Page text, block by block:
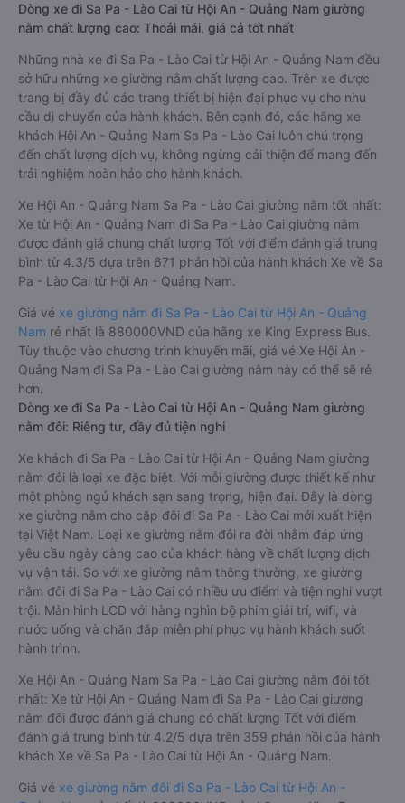
Dòng xe đi Sa Pa - Lào Cai từ Hội An - Quảng Nam giường
nằm chất lượng cao: Thoải mái, giá cả tốt nhất
Những nhà xe đi Sa Pa - Lào Cai từ Hội An - Quảng Nam đều
sở hữu những xe giường nằm chất lượng cao. Trên xe được
trang bị đầy đủ các trang thiết bị hiện đại phục vụ cho nhu
cầu di chuyển của hành khách. Bên cạnh đó, các hãng xe
khách Hội An - Quảng Nam Sa Pa - Lào Cai luôn chú trọng
đến chất lượng dịch vụ, không ngừng cải thiện để mang đến
trải nghiệm hoàn hảo cho hành khách.
Xe Hội An - Quảng Nam Sa Pa - Lào Cai giường nằm tốt nhất:
Xe từ Hội An - Quảng Nam đi Sa Pa - Lào Cai giường nằm
được đánh giá chung chất lượng Tốt với điểm đánh giá trung
bình từ 4.3/5 dựa trên 671 phản hồi của hành khách Xe về Sa
Pa - Lào Cai từ Hội An - Quảng Nam.
Giá vé xe giường nằm đi Sa Pa - Lào Cai từ Hội An - Quảng
Nam rẻ nhất là 880000VND của hãng xe King Express Bus.
Tùy thuộc vào chương trình khuyến mãi, giá vé Xe Hội An -
Quảng Nam đi Sa Pa - Lào Cai giường nằm này có thể sẽ rẻ
hơn.
Dòng xe đi Sa Pa - Lào Cai từ Hội An - Quảng Nam giường
nằm đôi: Riêng tư, đầy đủ tiện nghi
Xe khách đi Sa Pa - Lào Cai từ Hội An - Quảng Nam giường
nằm đôi là loại xe đặc biệt. Với mỗi giường được thiết kế như
một phòng ngủ khách sạn sang trọng, hiện đại. Đây là dòng
xe giường nằm cho cặp đôi đi Sa Pa - Lào Cai mới xuất hiện
tại Việt Nam. Loại xe giường nằm đôi ra đời nhằm đáp ứng
yêu cầu ngày càng cao của khách hàng về chất lượng dịch
vụ vận tải. So với xe giường nằm thông thường, xe giường
nằm đôi đi Sa Pa - Lào Cai có nhiều ưu điểm và tiện nghi vượt
trội. Màn hình LCD với hàng nghìn bộ phim giải trí, wifi, và
nước uống và chăn đắp miễn phí phục vụ hành khách suốt
hành trình.
Xe Hội An - Quảng Nam Sa Pa - Lào Cai giường nằm đôi tốt
nhất: Xe từ Hội An - Quảng Nam đi Sa Pa - Lào Cai giường
nằm đôi được đánh giá chung có chất lượng Tốt với điểm
đánh giá trung bình từ 4.2/5 dựa trên 359 phản hồi của hành
khách Xe về Sa Pa - Lào Cai từ Hội An - Quảng Nam.
Giá vé xe giường nằm đôi đi Sa Pa - Lào Cai từ Hội An -